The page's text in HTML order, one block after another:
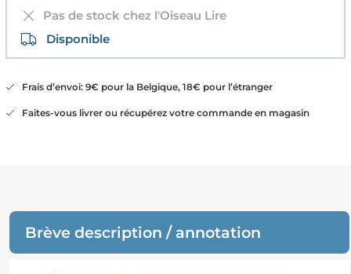
Pas de stock chez l'Oiseau Lire
Disponible
Frais d’envoi: 9€ pour la Belgique, 18€ pour l’étranger
Faites-vous livrer ou récupérez votre commande en magasin
Brève description / annotation